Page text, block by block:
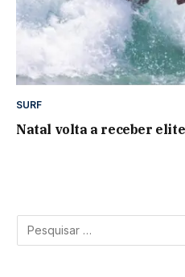
SURF
Natal volta a receber